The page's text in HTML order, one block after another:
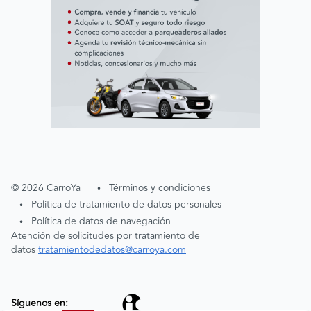
©2026 CarroYa • Términos y condiciones
• Política de tratamiento de datos personales
•
Política de datos de navegación
Atención de solicitudes por tratamiento de
datostratamientodedatos@carroya.com
Síguenos en:Al navegar nuestro portal,